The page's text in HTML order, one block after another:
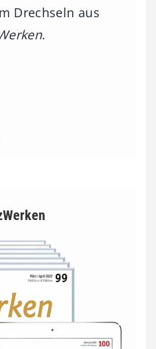
Drechseln aus
.